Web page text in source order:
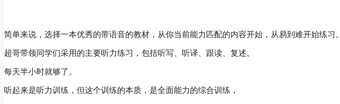
简单来说，选择一本优秀的带语音的教材，从你当前能力匹配的内容开始，从易到难开始练习。
超哥带领同学们采用的主要听力练习，包括听写、听译、跟读、复述。
每天半小时就够了。
听起来是听力训练，但这个训练的本质，是全面能力的综合训练，